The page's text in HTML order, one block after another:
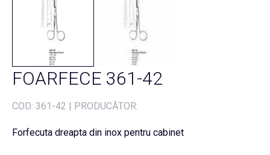
FOARFECE 361-42
COD: 361-42 | PRODUCĂTOR:
Forfecuta dreapta din inox pentru cabinet